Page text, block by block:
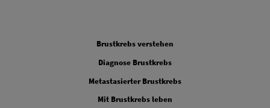
Brustkrebs verstehen
Diagnose Brustkrebs
Metastasierter Brustkrebs
Mit Brustkrebs leben